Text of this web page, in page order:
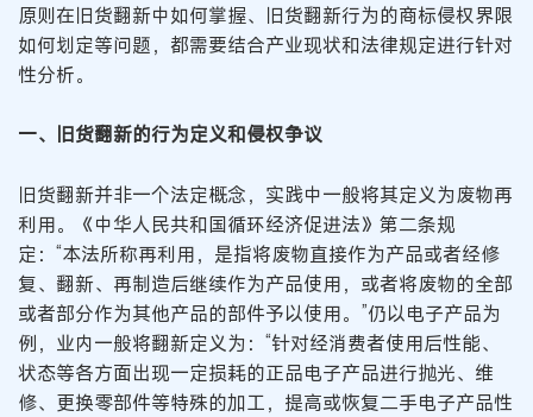
原则在旧货翻新中如何掌握、旧货翻新行为的商标侵权界限
如何划定等问题，都需要结合产业现状和法律规定进行针对
性分析。
一、旧货翻新的行为定义和侵权争议
旧货翻新并非一个法定概念，实践中一般将其定义为废物再
利用。《中华人民共和国循环经济促进法》第二条规
定：“本法所称再利用，是指将废物直接作为产品或者经修
复、翻新、再制造后继续作为产品使用，或者将废物的全部
或者部分作为其他产品的部件予以使用。”仍以电子产品为
例，业内一般将翻新定义为：“针对经消费者使用后性能、
状态等各方面出现一定损耗的正品电子产品进行抛光、维
修、更换零部件等特殊的加工，提高或恢复二手电子产品性